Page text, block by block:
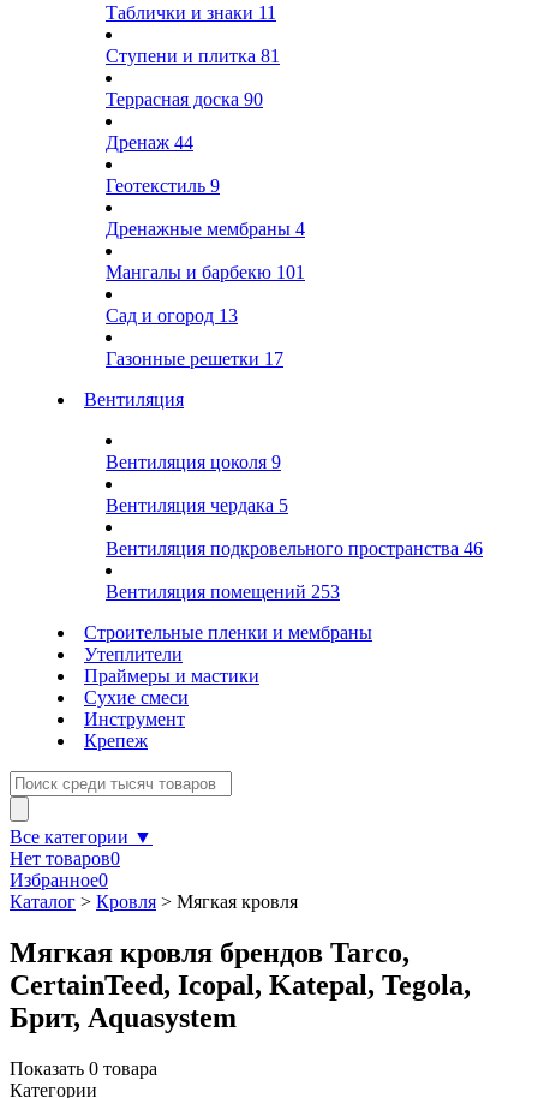
Таблички и знаки 11
Ступени и плитка 81
Террасная доска 90
Дренаж 44
Геотекстиль 9
Дренажные мембраны 4
Мангалы и барбекю 101
Сад и огород 13
Газонные решетки 17
Вентиляция
Вентиляция цоколя 9
Вентиляция чердака 5
Вентиляция подкровельного пространства 46
Вентиляция помещений 253
Строительные пленки и мембраны
Утеплители
Праймеры и мастики
Сухие смеси
Инструмент
Крепеж
Все категории ▼
Нет товаров0
Избранное0
Каталог > Кровля > Мягкая кровля
Мягкая кровля брендов Tarco,
CertainTeed, Icopal, Katepal, Tegola,
Брит, Aquasystem
Показать 0 товара
Категории